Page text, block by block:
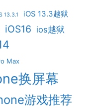
13.3.1 iOS 13.3越狱
iOS16 ios越狱
Max
换屏幕
游戏推荐